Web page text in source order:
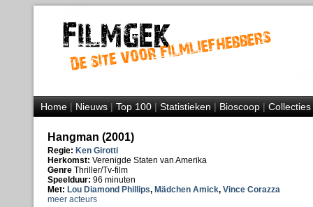
Home|Nieuws|Top 100|Statistieken|Bioscoop|Collecties
Hangman (2001)
Regie: Ken Girotti
Herkomst: Verenigde Staten van Amerika
Genre Thriller/Tv-film
Speelduur: 96 minuten
Met: Lou Diamond Phillips, Mädchen Amick, Vince Corazza
meer acteurs